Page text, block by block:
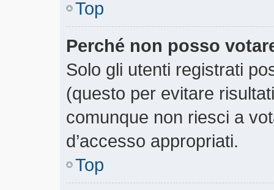
Top
Perché non posso
Solo gli utenti registrati
(questo per evitare
comunque non riesci a
d’accesso appropriati.
Top